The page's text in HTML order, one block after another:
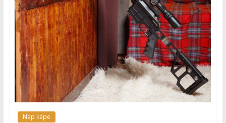
Nap képe